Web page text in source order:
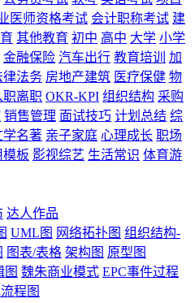
医师资格考试 会计职称考试 建
其他教育 初中 高中 大学 小学
金融保险 汽车出行 教育培训
加
律法务 房地产建筑 医疗保健 物
职离职 OKR-KPI 组织结构 采购
销售管理 面试技巧 计划总结 综
学名著 亲子家庭 心理成长 职场
模板 影视综艺 生活常识 体育游
达人作品
UML图 网络拓扑图 组织结构-
图表/表格 架构图 原型图
图 魏朱商业模式 EPC事件过程
程图